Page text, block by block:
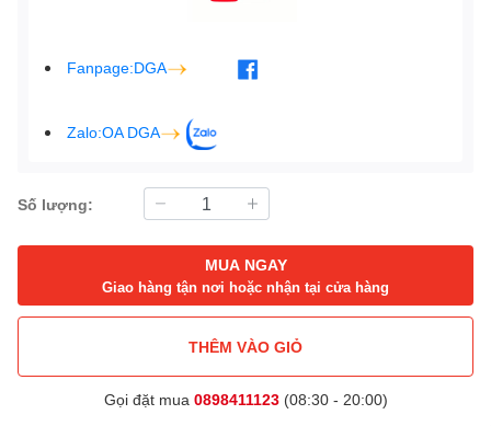
Fanpage:DGA
Zalo:OA DGA
Số lượng:
MUA NGAY
Giao hàng tận nơi hoặc nhận tại cửa hàng
THÊM VÀO GIỎ
Gọi đặt mua 0898411123(08:30 - 20:00)